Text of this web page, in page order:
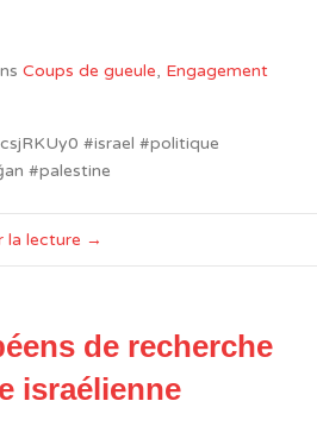
Coups de gueule, Engagement
#israel #politique
#palestine
la lecture →
de recherche
israélienne